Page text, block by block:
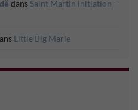
dans Saint Martin initiation –
Little Big Marie